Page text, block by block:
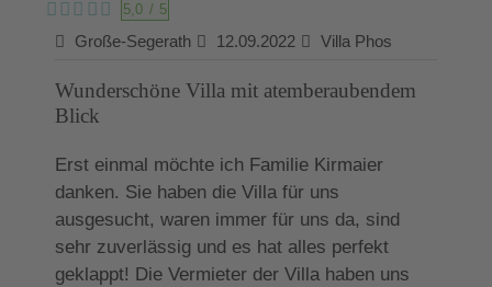
5,0 / 5
Große-Segerath 12.09.2022 Villa Phos
Wunderschöne Villa mit atemberaubendem
Blick
Erst einmal möchte ich Familie Kirmaier
danken. Sie haben die Villa für uns
ausgesucht, waren immer für uns da, sind
sehr zuverlässig und es hat alles perfekt
geklappt! Die Vermieter der Villa haben uns